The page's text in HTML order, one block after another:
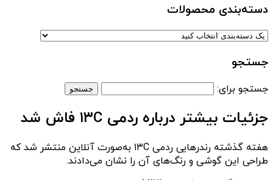
دسته‌بندی‌ محصولات
جستجو
جستجو برای:
جزئیات بیشتر درباره ردمی ۱۳C فاش شد
هفته گذشته رندرهایی ردمی ۱۳C به‌صورت آنلاین منتشر شد که
طراحی این گوشی و رنگ‌های آن را نشان می‌دادند.